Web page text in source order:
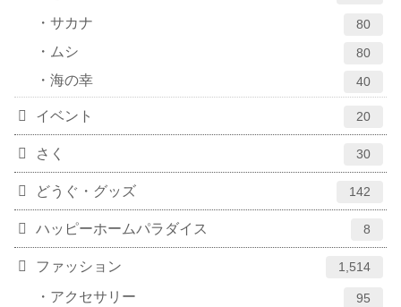
サカナ 80
ムシ 80
海の幸 40
イベント 20
さく 30
どうぐ・グッズ 142
ハッピーホームパラダイス 8
ファッション 1,514
アクセサリー 95